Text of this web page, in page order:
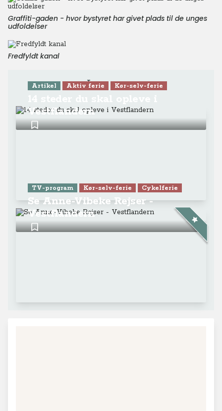
Graffiti-gaden - hvor bystyret har givet plads til de unges
udfoldelser
Fredfyldt kanal
Læs mere
Artikel Aktiv ferie Kør-selv-ferie
Vestflandern
TV-program Kør-selv-ferie Cykelferie
Se Anne-Vibeke Rejser -
Vestflandern